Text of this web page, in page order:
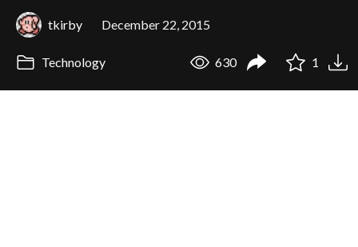
tkirby December 22, 2015
Technology 630 1